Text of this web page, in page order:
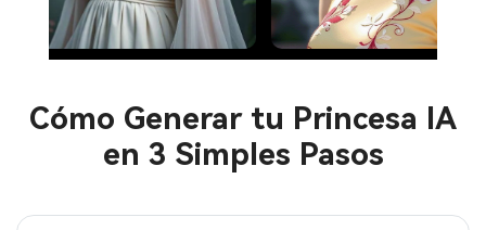
Cómo Generar tu Princesa IA
en 3 Simples Pasos